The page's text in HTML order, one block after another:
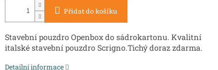
Přidat do košíku
Stavební pouzdro Openbox do sádrokartonu. Kvalitní
italské stavební pouzdro Scrigno.Tichý doraz zdarma.
Detailní informace